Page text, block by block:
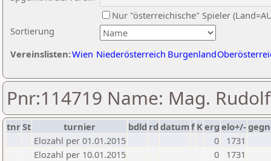
Sortierung
Nur "österreichische" Spieler
Vereinslisten:Wien Niederösterreich Burgenland
Pnr:114719 Name: Mag.
tnrSt turnier bdld rd datumf Kerg elo+/-
Elozahl per 01.01.2015
0
1731
Elozahl per 10.01.2015
0
1731